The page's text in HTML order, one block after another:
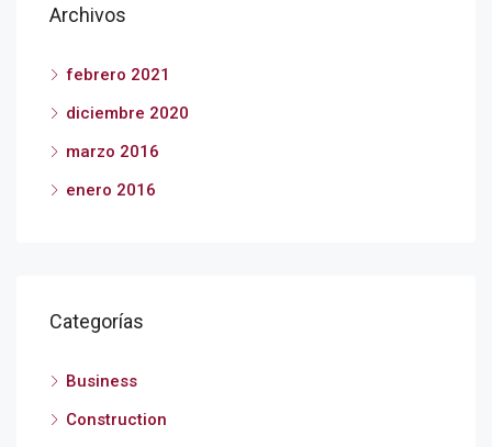
Archivos
febrero 2021
diciembre 2020
marzo 2016
enero 2016
Categorías
Business
Construction